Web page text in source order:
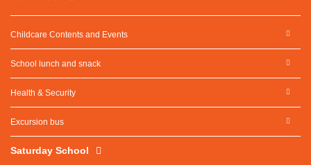
Childcare Contents and Events
School lunch and snack
Health & Security
Excursion bus
Saturday School